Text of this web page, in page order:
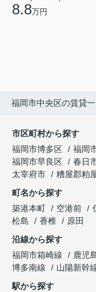
8.8万円
福岡市中央区の賃貸
市区町村から探す
福岡市博多区
福岡
福岡市早良区
春日
太宰府市
糟屋郡粕
町名から探す
築港本町
空港前
松島
香椎
原田
沿線から探す
福岡市箱崎線
鹿児
博多南線
山陽新幹
駅から探す